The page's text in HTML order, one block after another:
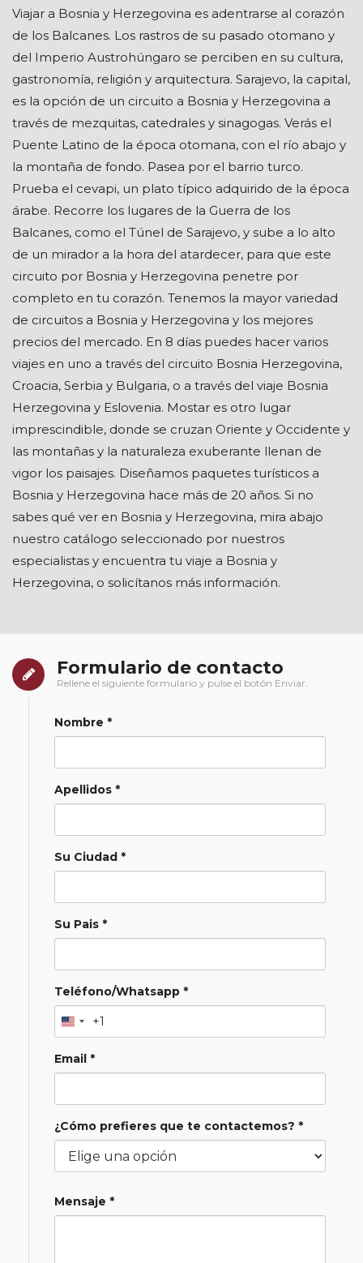
Viajar a Bosnia y Herzegovina es adentrarse al corazón
de los Balcanes. Los rastros de su pasado otomano y
del Imperio Austrohúngaro se perciben en su cultura,
gastronomía, religión y arquitectura. Sarajevo, la capital,
es la opción de un circuito a Bosnia y Herzegovina a
través de mezquitas, catedrales y sinagogas. Verás el
Puente Latino de la época otomana, con el río abajo y
la montaña de fondo. Pasea por el barrio turco.
Prueba el cevapi, un plato típico adquirido de la época
árabe. Recorre los lugares de la Guerra de los
Balcanes, como el Túnel de Sarajevo, y sube a lo alto
de un mirador a la hora del atardecer, para que este
circuito por Bosnia y Herzegovina penetre por
completo en tu corazón. Tenemos la mayor variedad
de circuitos a Bosnia y Herzegovina y los mejores
precios del mercado. En 8 días puedes hacer varios
viajes en uno a través del circuito Bosnia Herzegovina,
Croacia, Serbia y Bulgaria, o a través del viaje Bosnia
Herzegovina y Eslovenia. Mostar es otro lugar
imprescindible, donde se cruzan Oriente y Occidente y
las montañas y la naturaleza exuberante llenan de
vigor los paisajes. Diseñamos paquetes turísticos a
Bosnia y Herzegovina hace más de 20 años. Si no
sabes qué ver en Bosnia y Herzegovina, mira abajo
nuestro catálogo seleccionado por nuestros
especialistas y encuentra tu viaje a Bosnia y
Herzegovina, o solicítanos más información.
Formulario de contacto
Rellene el siguiente formulario y pulse el botón Enviar.
Nombre *
Apellidos *
Su Ciudad *
Su Pais *
Teléfono/Whatsapp *
+1
Email *
¿Cómo prefieres que te contactemos? *
Mensaje *